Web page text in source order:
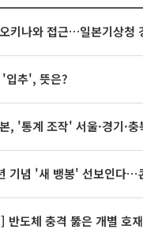
'입추', 뜻은?
'통계 조작' 서울·경기·충북 선관위 등 추